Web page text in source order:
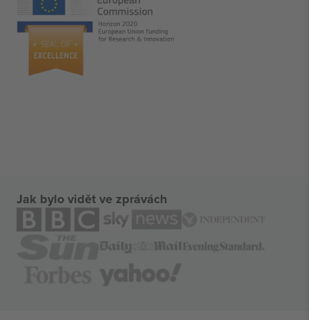
Jak bylo vidět ve zprávách